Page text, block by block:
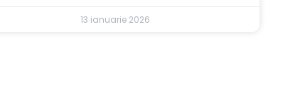
13 ianuarie 2026